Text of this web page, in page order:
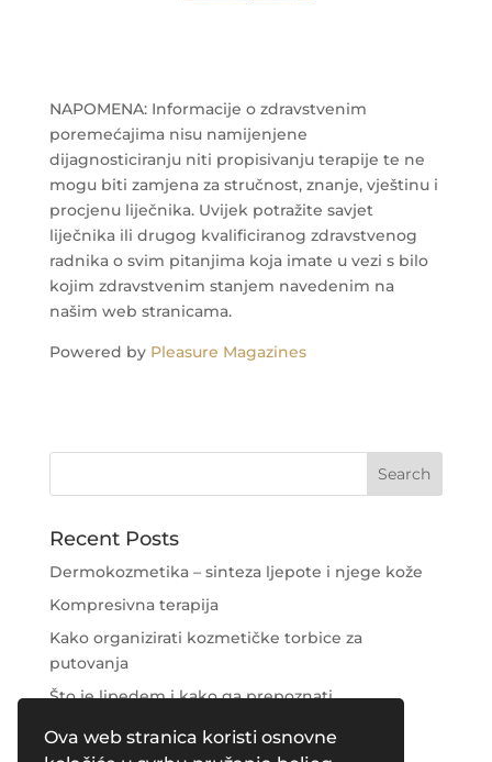
Ova web stranica koristi osnovne
NAPOMENA: Informacije o zdravstvenim
poremećajima nisu namijenjene
dijagnosticiranju niti propisivanju terapije te ne
mogu biti zamjena za stručnost, znanje, vještinu i
procjenu liječnika. Uvijek potražite savjet
liječnika ili drugog kvalificiranog zdravstvenog
radnika o svim pitanjima koja imate u vezi s bilo
kojim zdravstvenim stanjem navedenim na
našim web stranicama.
Powered by Pleasure Magazines
Recent Posts
Dermokozmetika – sinteza ljepote i njege kože
Kompresivna terapija
Kako organizirati kozmetičke torbice za
putovanja
Što je lipedem i kako ga prepoznati
Njega područja oko očiju